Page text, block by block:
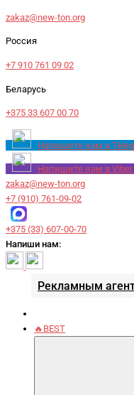
zakaz@new-ton.org
Россия
+7 910 761 09 02
Беларусь
+375 33 607 00 70
Напишите нам в
Напишите нам в Viber
zakaz@new-ton.org
+7 (910) 761-09-02
+375 (33) 607-00-70
Напиши нам:
Рекламным
🔥BEST